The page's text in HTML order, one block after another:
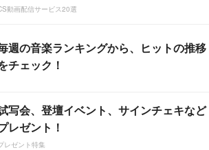
動画配信サービス20選
週の音楽ランキングから、ヒットの推移
チェック！
写会、登壇イベント、サインチェキなど
レゼント！
レゼント特集